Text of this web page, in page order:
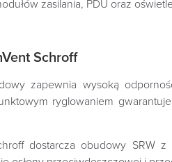
zasilania, PDU oraz
Schroff
zapewnia wysoką
ryglowaniem
dostarcza obudowy SRW